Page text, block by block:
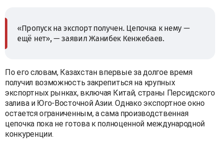
«Пропуск на экспорт получен. Цепочка к нему —
ещё нет», — заявил Жанибек Кенжебаев.
По его словам, Казахстан впервые за долгое время
получил возможность закрепиться на крупных
экспортных рынках, включая Китай, страны Персидского
залива и Юго-Восточной Азии. Однако экспортное окно
остается ограниченным, а сама производственная
цепочка пока не готова к полноценной международной
конкуренции.